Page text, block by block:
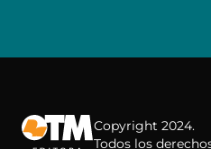
Copyright 2024.
Todos los